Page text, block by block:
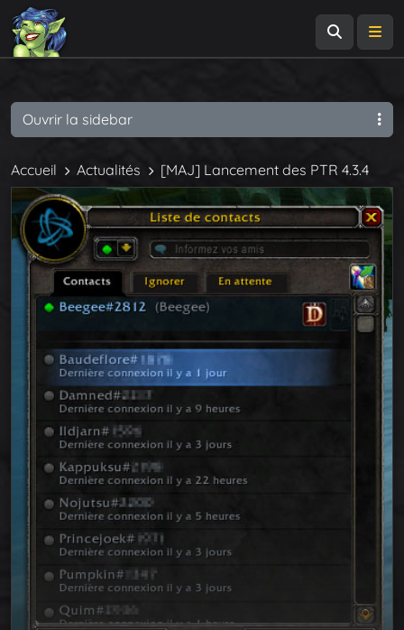
Accueil Actualités [MAJ] Lancement des PTR 4.3.4
Ouvrir la sidebar